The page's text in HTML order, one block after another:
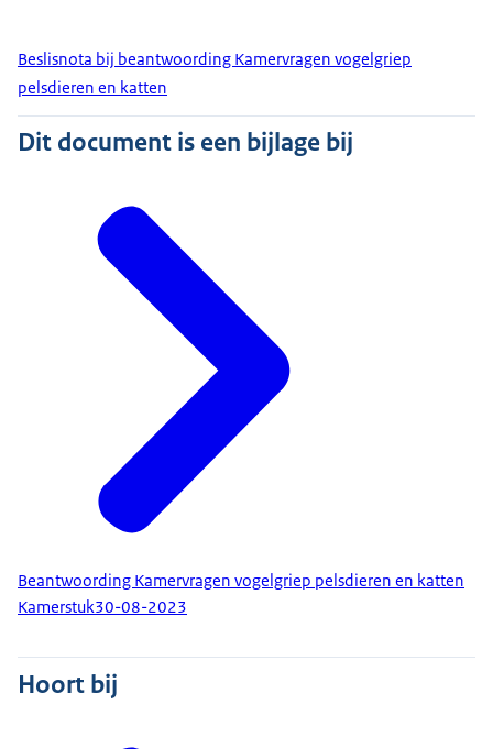
Beslisnota bij beantwoording Kamervragen vogelgriep
pelsdieren en katten
Dit document is een bijlage bij
Beantwoording Kamervragen vogelgriep pelsdieren en katten
Kamerstuk30-08-2023
Hoort bij